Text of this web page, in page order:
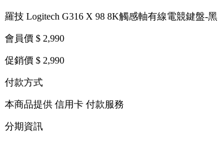
羅技 Logitech G316 X 98 8K觸感軸有線電競鍵盤-黑
會員價 $ 2,990
促銷價 $ 2,990
付款方式
本商品提供 信用卡 付款服務
分期資訊